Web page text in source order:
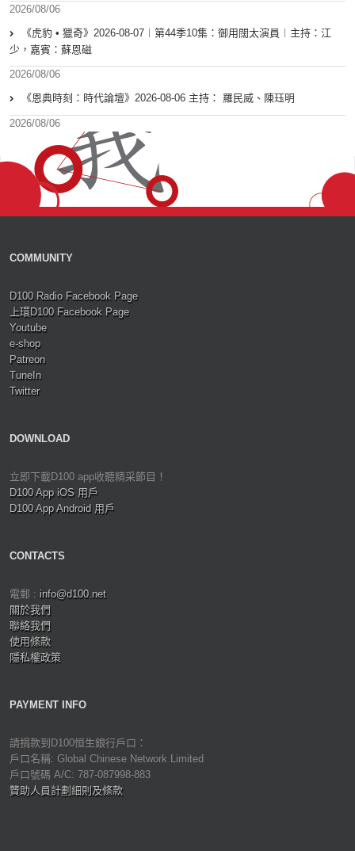
2026/08/06
《虎豹 • 獵奇》2026-08-07︱第44季10集：御用闊太演員︱主持：江
少，嘉賓：蘇恩磁
2026/08/06
《恩典時刻：時代論壇》2026-08-06 主持： 羅民威、陳珏明
2026/08/06
COMMUNITY
D100 Radio Facebook Page
上環D100 Facebook Page
Youtube
e-shop
Patreon
TuneIn
Twitter
DOWNLOAD
立即下載D100 app收聽精采節目！
D100 App iOS 用戶
D100 App Android 用戶
CONTACTS
電郵 : info@d100.net
關於我們
聯絡我們
使用條款
隱私權政策
PAYMENT INFO
請捐款到D100恒生銀行戶口：
戶口名稱: Global Chinese Network Limited
戶口號碼 A/C: 787-087998-883
贊助人員計劃細則及條款